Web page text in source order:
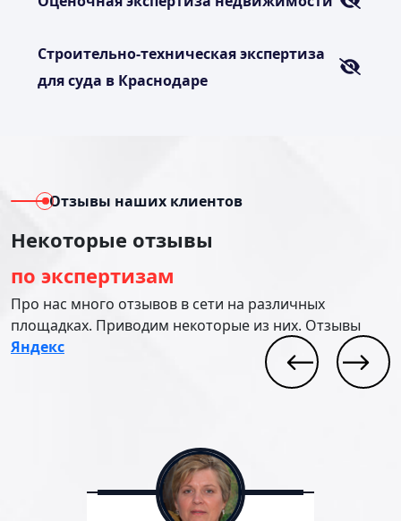
Строительно-техническая экспертиза
для суда в Краснодаре
Отзывы наших клиентов
Некоторые отзывы
по экспертизам
Про нас много отзывов в сети на различных
площадках. Приводим некоторые из них. Отзывы
Яндекс